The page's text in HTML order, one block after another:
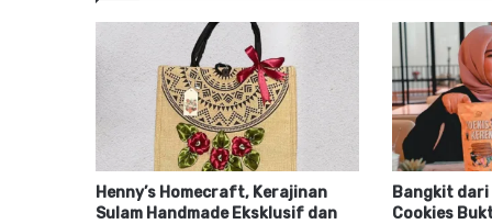
Henny’s Homecraft, Kerajinan
Sulam Handmade Eksklusif dan
Bangkit dari
Cookies